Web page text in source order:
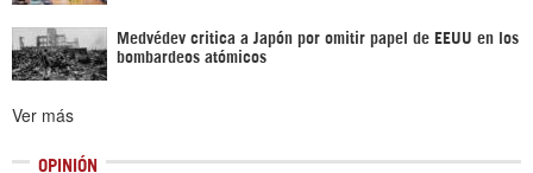
Medvédev critica a Japón por omitir papel de EEUU en los
bombardeos atómicos
Ver más
OPINIÓN